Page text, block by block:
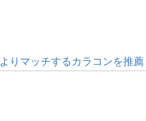
よりマッチするカラコンを推薦